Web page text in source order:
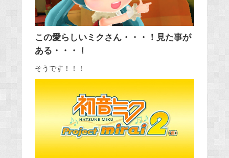
この愛らしいミクさん・・・！見た事が
ある・・・！
そうです！！！